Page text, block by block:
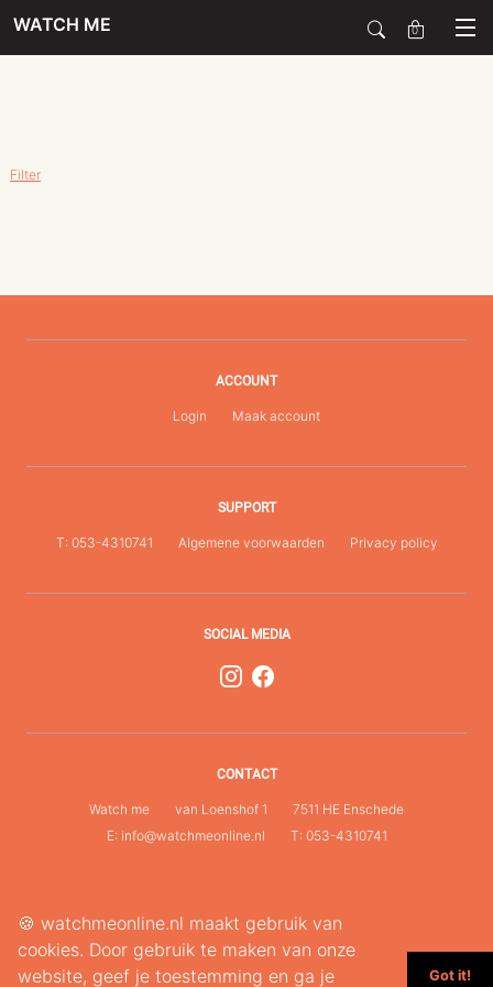
WATCH ME
SIERADEN
SMARTWATCHES
0
Filter
ACCOUNT
Login Maak account
SUPPORT
T: 053-4310741 Algemene voorwaarden Privacy policy
SOCIAL MEDIA
CONTACT
Watch me van Loenshof 1
7511 HE Enschede
E: info@watchmeonline.nl
T: 053-4310741
🍪 watchmeonline.nl maakt gebruik van
cookies. Door gebruik te maken van onze
website, geef je toestemming en ga je
Got it!